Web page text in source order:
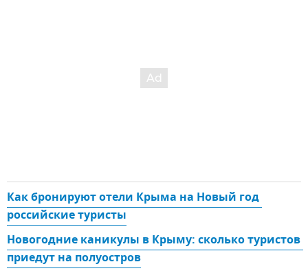
Как бронируют отели Крыма на Новый год
российские туристы
Новогодние каникулы в Крыму: сколько туристов
приедут на полуостров